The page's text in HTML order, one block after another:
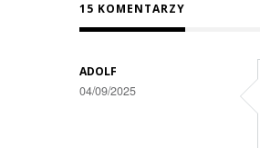
15 KOMENTARZY
ADOLF
04/09/2025